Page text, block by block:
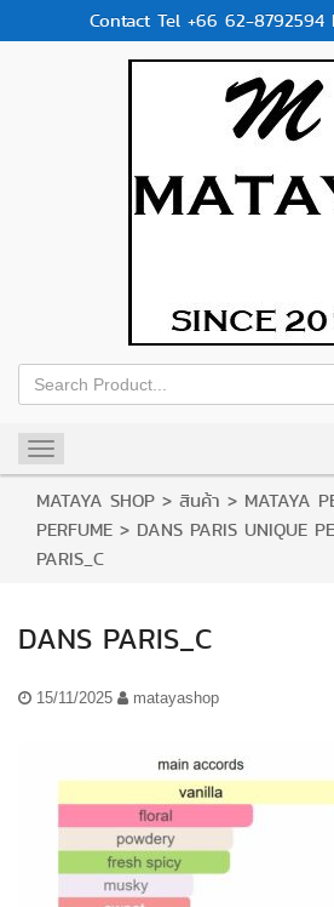
Contact Tel +66 62-8792594
Toggle
navigation
MATAYA SHOP > สินค้า > MATAYA
PERFUME > DANS PARIS UNIQUE
PARIS_C
DANS PARIS_C
15/11/2025 matayashop